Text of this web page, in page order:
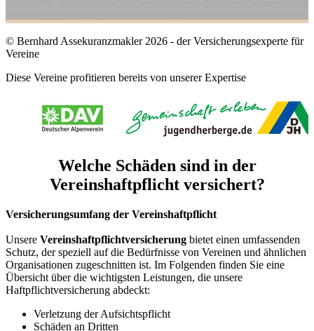
© Bernhard Assekuranzmakler 2026 - der Versicherungsexperte für
Vereine
Diese Vereine profitieren bereits von unserer Expertise
Welche Schäden sind in der
Vereinshaftpflicht versichert?
Versicherungsumfang der Vereinshaftpflicht
Unsere Vereinshaftpflichtversicherung bietet einen umfassenden
Schutz, der speziell auf die Bedürfnisse von Vereinen und ähnlichen
Organisationen zugeschnitten ist. Im Folgenden finden Sie eine
Übersicht über die wichtigsten Leistungen, die unsere
Haftpflichtversicherung abdeckt:
Verletzung der Aufsichtspflicht
Schäden an Dritten